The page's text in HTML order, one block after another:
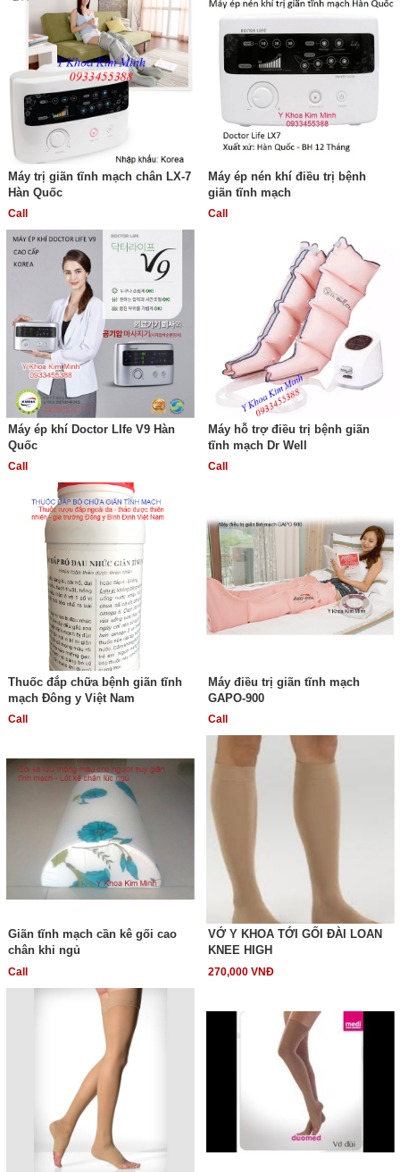
Máy trị giãn tĩnh mạch chân LX-7
Hàn Quốc
Call
Máy ép nén khí điều trị bệnh
giãn tĩnh mạch
Call
Máy ép khí Doctor LIfe V9 Hàn
Quốc
Call
Máy hỗ trợ điều trị bệnh giãn
tĩnh mạch Dr Well
Call
Thuốc đắp chữa bệnh giãn tĩnh
mạch Đông y Việt Nam
Call
Máy điều trị giãn tĩnh mạch
GAPO-900
Call
Giãn tĩnh mạch cần kê gối cao
chân khi ngủ
Call
VỚ Y KHOA TỚI GỐI ĐÀI LOAN
KNEE HIGH
270,000 VNĐ